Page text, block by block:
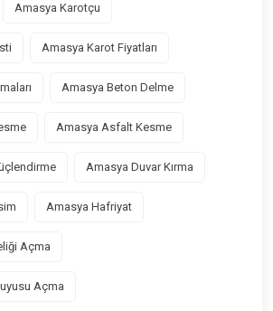
Amasya Karotçu
Amasya Karot Fiyatları
Amasya Beton Delme
Amasya Asfalt Kesme
Amasya Duvar Kırma
Amasya Hafriyat
Açma
Açma